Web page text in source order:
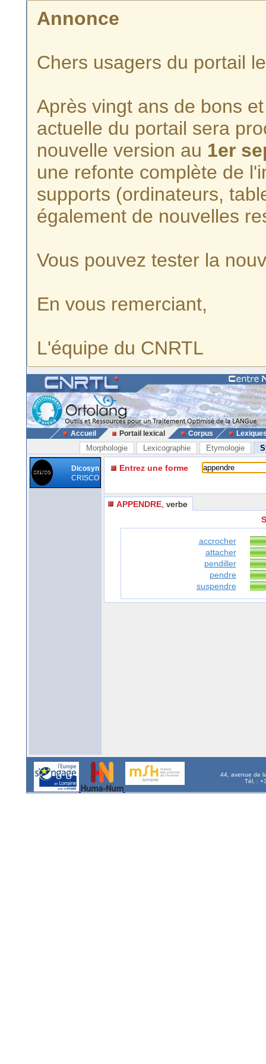
Annonce
Chers usagers du portail
Après vingt ans de bons
actuelle du portail sera
nouvelle version au 1er
une refonte complète de
supports (ordinateurs,
également de nouvelles
Vous pouvez tester la
En vous remerciant,
L'équipe du CNRTL
Accueil Portail lexical Corpus
Morphologie Lexicographie Etymologie
Dicosyn
CRISCO
Entrez une forme
APPENDRE , verbe
accrocher
attacher
pendiller
pendre
suspendre
44, avenue de
Tél. :